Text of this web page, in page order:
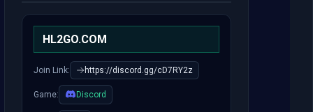
HL2GO.COM
Join Link: https://discord.gg/cD7RY2z
Game: Discord